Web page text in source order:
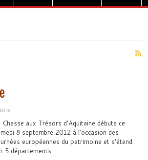
Chasse aux Trésors d’Aquitaine débute ce
8 septembre 2012 à l’occasion des
européennes du patrimoine et s'étend
5 départements